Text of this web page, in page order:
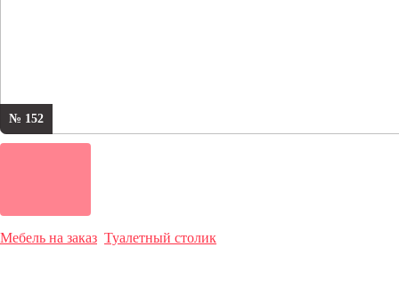
№ 152
Мебель на заказ Туалетный столик